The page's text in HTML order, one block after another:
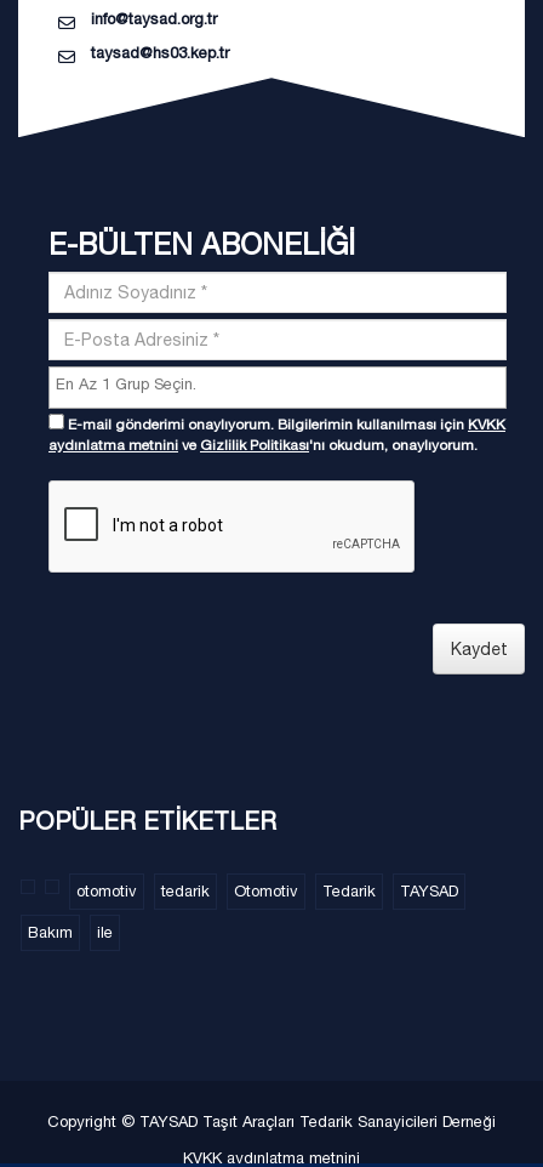
info@taysad.org.tr
taysad@hs03.kep.tr
E-BÜLTEN ABONELİĞİ
E-mail gönderimi onaylıyorum. Bilgilerimin kullanılması için KVKK
aydınlatma metnini ve Gizlilik Politikası'nı okudum, onaylıyorum.
Kaydet
POPÜLER ETİKETLER
otomotiv tedarik Otomotiv Tedarik TAYSAD
Bakım ile
Copyright © TAYSAD Taşıt Araçları Tedarik Sanayicileri Derneği
KVKK aydınlatma metnini